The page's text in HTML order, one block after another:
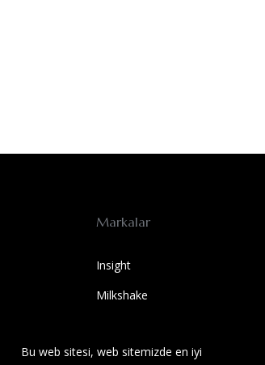
Markalar
Insight
Milkshake
Wet Brush
Bu web sitesi, web sitemizde en iyi